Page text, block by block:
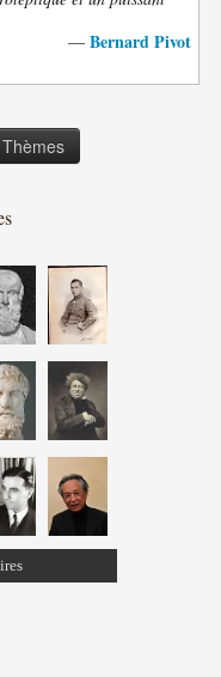
— Bernard Pivot
Thèmes